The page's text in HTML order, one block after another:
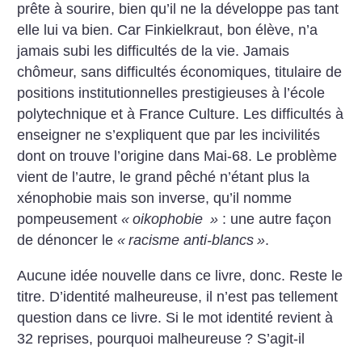
prête à sourire, bien qu’il ne la développe pas tant
elle lui va bien. Car Finkielkraut, bon élève, n’a
jamais subi les difficultés de la vie. Jamais
chômeur, sans difficultés économiques, titulaire de
positions institutionnelles prestigieuses à l’école
polytechnique et à France Culture. Les difficultés à
enseigner ne s’expliquent que par les incivilités
dont on trouve l’origine dans Mai-68. Le problème
vient de l’autre, le grand pêché n’étant plus la
xénophobie mais son inverse, qu’il nomme
pompeusement« oikophobie » : une autre façon
de dénoncer le« racisme anti-blancs ».
Aucune idée nouvelle dans ce livre, donc. Reste le
titre. D’identité malheureuse, il n’est pas tellement
question dans ce livre. Si le mot identité revient à
32 reprises, pourquoi malheureuse ? S’agit-il